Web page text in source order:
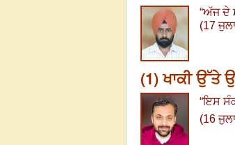
“ਅੱਜ ਦੇ
(17
(1) ਖਾਕੀ ਉੱਤੇ
“ਇਸ
(16